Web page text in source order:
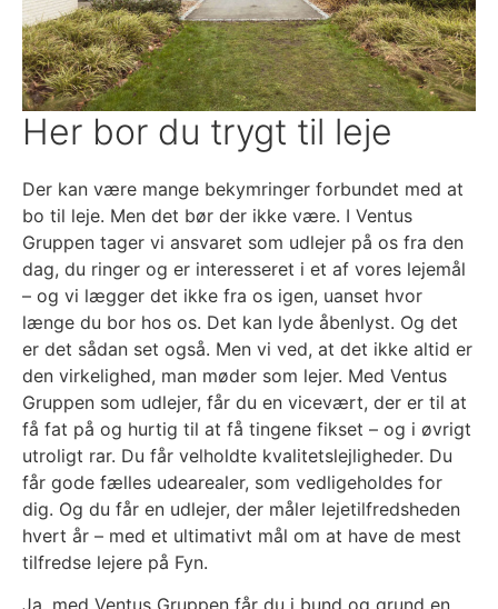
Her bor du trygt til leje
Der kan være mange bekymringer forbundet med at
bo til leje. Men det bør der ikke være. I Ventus
Gruppen tager vi ansvaret som udlejer på os fra den
dag, du ringer og er interesseret i et af vores lejemål
– og vi lægger det ikke fra os igen, uanset hvor
længe du bor hos os. Det kan lyde åbenlyst. Og det
er det sådan set også. Men vi ved, at det ikke altid er
den virkelighed, man møder som lejer. Med Ventus
Gruppen som udlejer, får du en vicevært, der er til at
få fat på og hurtig til at få tingene fikset – og i øvrigt
utroligt rar. Du får velholdte kvalitetslejligheder. Du
får gode fælles udearealer, som vedligeholdes for
dig. Og du får en udlejer, der måler lejetilfredsheden
hvert år – med et ultimativt mål om at have de mest
tilfredse lejere på Fyn.
Ja, med Ventus Gruppen får du i bund og grund en